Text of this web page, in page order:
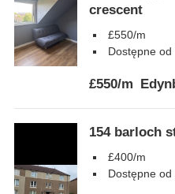
crescent
£550/m
Dostępne od
£550/m
154 barloch
£400/m
Dostępne